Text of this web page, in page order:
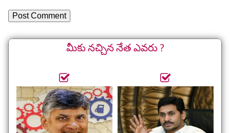
మీకు నచ్చిన నేత ఎవరు ?